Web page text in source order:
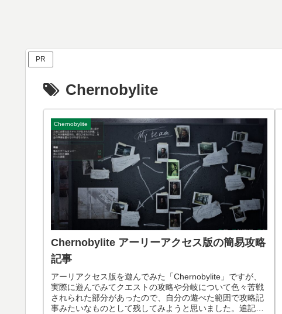
PR
Chernobylite
Chernobylite
Chernobylite アーリーアクセス版の簡易攻略
記事
アーリアクセス版を遊んでみた「Chernobylite」ですが、
実際に遊んでみてクエストの攻略や分岐について色々苦戦
されられた部分があったので、自分の遊べた範囲で攻略記
事みたいなものとして残してみようと思いました。追記、